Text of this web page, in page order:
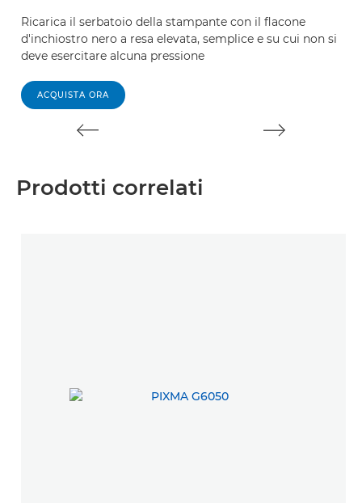
Ricarica il serbatoio della stampante con il flacone
d'inchiostro nero a resa elevata, semplice e su cui non si
deve esercitare alcuna pressione
ACQUISTA ORA
Prodotti correlati